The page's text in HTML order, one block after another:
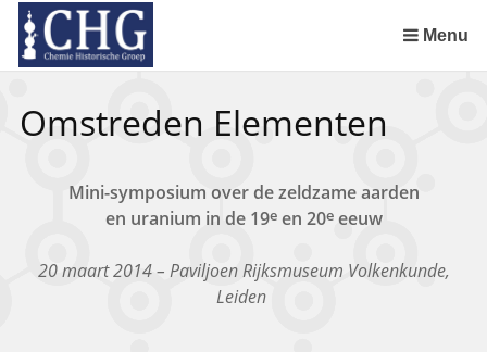
links
over
naar
de
Spring
menu
Menu
Omstreden Elementen
Mini-symposium over de zeldzame aarden
en uranium in de 19een 20eeeuw
20 maart 2014 – Paviljoen Rijksmuseum Volkenkunde,
Leiden